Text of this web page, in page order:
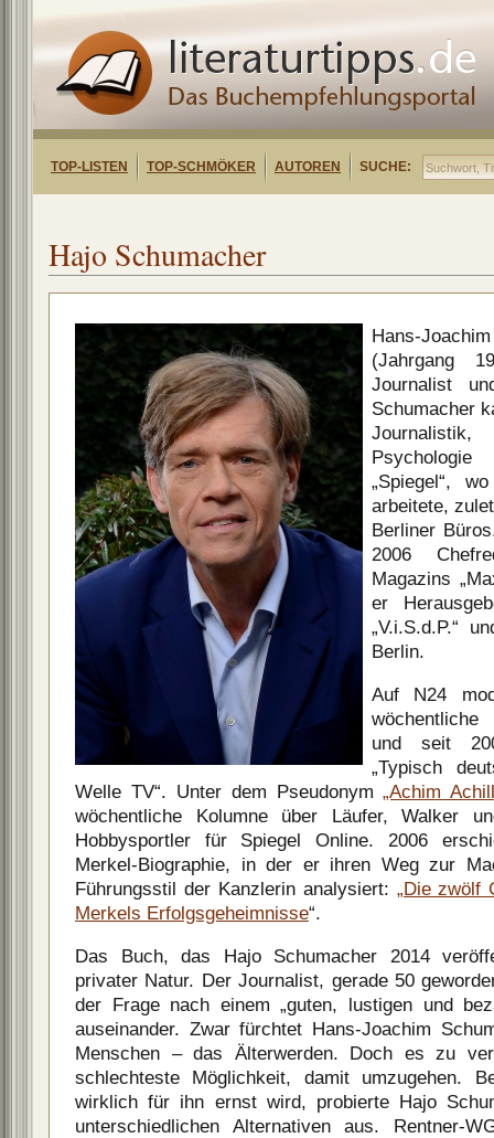
TOP-LISTEN TOP-SCHMÖKER AUTOREN SUCHE:
Hajo Schumacher
Hans-
(Jahrgang
Journalist
Schumacher
Journalistik,
„Spiegel“,
arbeitete,
Berliner
2006
Magazins
er
„V.i.S.d.P.“
Berlin.
Auf N24
wöchentliche
und seit
„Typisch
Welle TV“. Unter dem Pseudonym„Achim
wöchentliche Kolumne über Läufer, Walker
Hobbysportler für Spiegel Online. 2006
Merkel-Biographie, in der er ihren Weg zur
Führungsstil der Kanzlerin analysiert: „Die zwölf
Merkels Erfolgsgeheimnisse“.
Das Buch, das Hajo Schumacher 2014
privater Natur. Der Journalist, gerade 50
der Frage nach einem „guten, lustigen und
auseinander. Zwar fürchtet Hans-Joachim
Menschen – das Älterwerden. Doch es zu
schlechteste Möglichkeit, damit umzugehen.
wirklich für ihn ernst wird, probierte Hajo
unterschiedlichen Alternativen aus. Rentner-